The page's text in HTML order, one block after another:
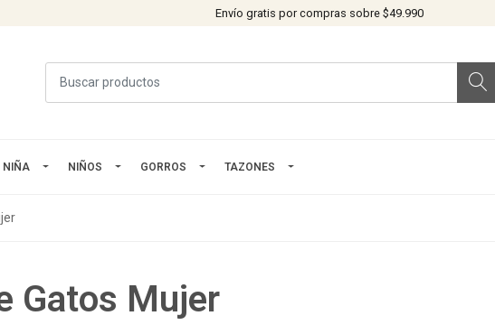
Envío gratis por compras sobre $49.990
NIÑA NIÑOS GORROS TAZONES
Gatos Mujer